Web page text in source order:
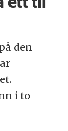
den
i to